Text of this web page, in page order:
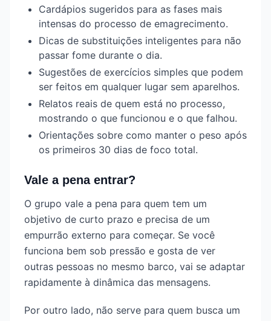
Cardápios sugeridos para as fases mais
intensas do processo de emagrecimento.
Dicas de substituições inteligentes para não
passar fome durante o dia.
Sugestões de exercícios simples que podem
ser feitos em qualquer lugar sem aparelhos.
Relatos reais de quem está no processo,
mostrando o que funcionou e o que falhou.
Orientações sobre como manter o peso após
os primeiros 30 dias de foco total.
Vale a pena entrar?
O grupo vale a pena para quem tem um
objetivo de curto prazo e precisa de um
empurrão externo para começar. Se você
funciona bem sob pressão e gosta de ver
outras pessoas no mesmo barco, vai se adaptar
rapidamente à dinâmica das mensagens.
Por outro lado, não serve para quem busca um